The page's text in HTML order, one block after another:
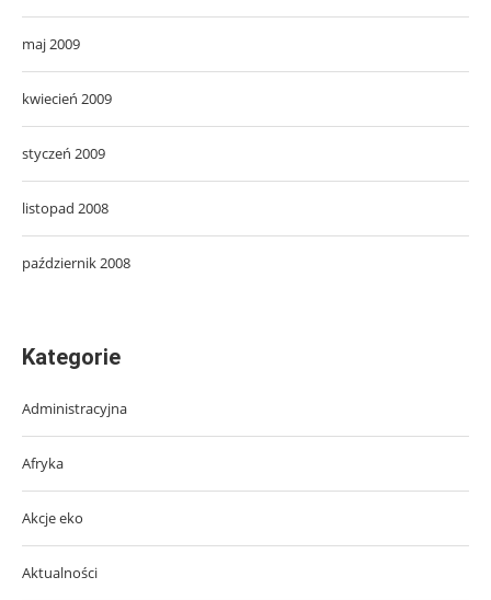
maj 2009
kwiecień 2009
styczeń 2009
listopad 2008
październik 2008
Kategorie
Administracyjna
Afryka
Akcje eko
Aktualności